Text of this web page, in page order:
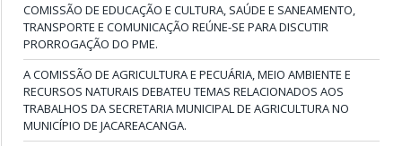
COMISSÃO DE EDUCAÇÃO E CULTURA, SAÚDE E SANEAMENTO,
TRANSPORTE E COMUNICAÇÃO REÚNE-SE PARA DISCUTIR
PRORROGAÇÃO DO PME.
A COMISSÃO DE AGRICULTURA E PECUÁRIA, MEIO AMBIENTE E
RECURSOS NATURAIS DEBATEU TEMAS RELACIONADOS AOS
TRABALHOS DA SECRETARIA MUNICIPAL DE AGRICULTURA NO
MUNICÍPIO DE JACAREACANGA.